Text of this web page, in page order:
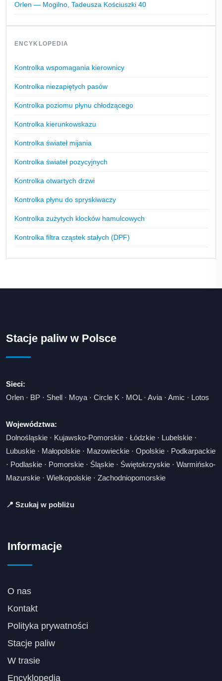
Orlen — Mogilno, Tadeusza Kościuszki 40
ENCYKLOPEDIA
Kontrolka wspomagania kierownicy
Kontrolka niezapiętych pasów
Kontrolka poziomu płynu chłodzącego
Kontrolka kierunkowskazu
Kontrolka świateł mijania
Kontrolka świateł pozycyjnych
Kontrolka otwartych drzwi
Kontrolka płynu do spryskiwaczy
Kontrolka zużytych klocków hamulcowych
Kontrolka filtra cząstek stałych (DPF)
Stacje paliw w Polsce
Sieci:
Orlen · BP · Shell · Moya · Circle K · MOL· Avia · Amic · Lotos
Województwa:
Dolnośląskie · Kujawsko-Pomorskie · Łódzkie · Lubelskie ·
Lubuskie · Małopolskie · Mazowieckie · Opolskie · Podkarpackie
· Podlaskie · Pomorskie · Śląskie · Świętokrzyskie · Warmińsko-
Mazurskie · Wielkopolskie · Zachodniopomorskie
📍 Szukaj w pobliżu
Informacje
O nas
Kontakt
Polityka prywatności
Stacje paliw
W trasie
Encyklopedia